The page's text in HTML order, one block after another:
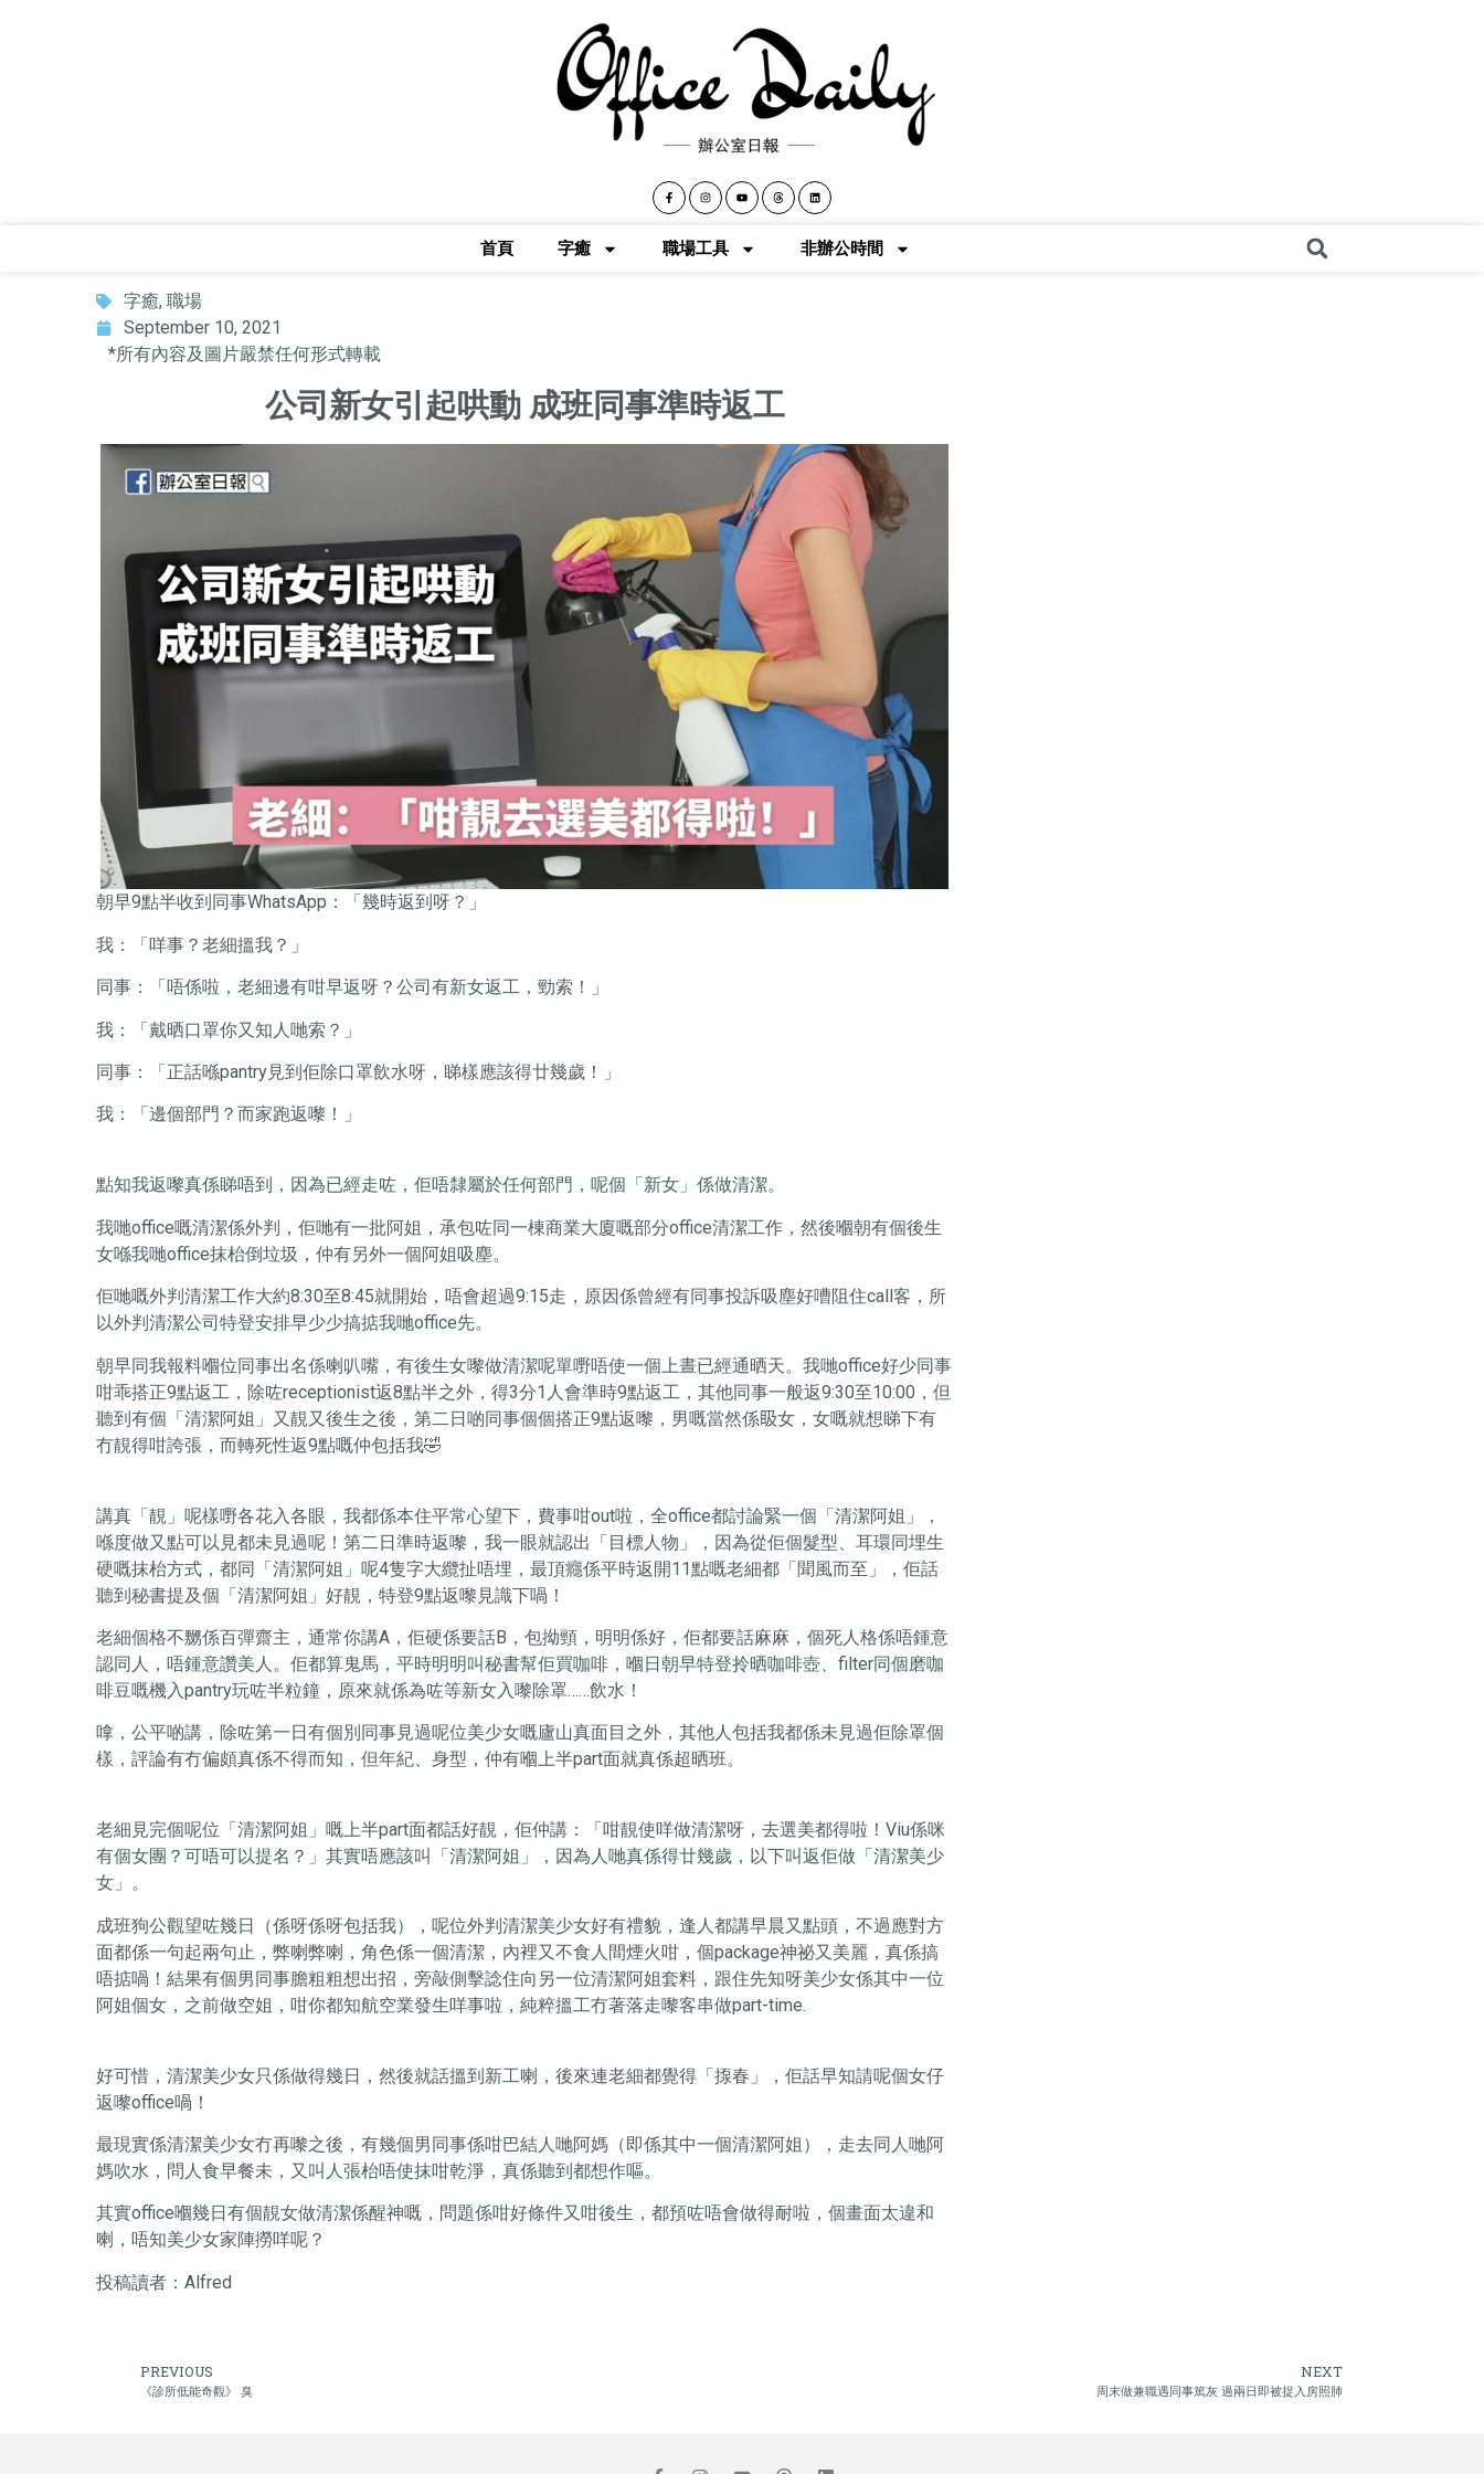
首頁 字癒 職場工具 非辦公時間
字癒, 職場
September 10, 2021
*所有內容及圖片嚴禁任何形式轉載
公司新女引起哄動 成班同事準時返工
朝早9點半收到同事WhatsApp：「幾時返到呀？」
我：「咩事？老細搵我？」
同事：「唔係啦，老細邊有咁早返呀？公司有新女返工，勁索！」
我：「戴晒口罩你又知人哋索？」
同事：「正話喺pantry見到佢除口罩飲水呀，睇樣應該得廿幾歲！」
我：「邊個部門？而家跑返嚟！」
點知我返嚟真係睇唔到，因為已經走咗，佢唔隸屬於任何部門，呢個「新女」係做清潔。
我哋office嘅清潔係外判，佢哋有一批阿姐，承包咗同一棟商業大廈嘅部分office清潔工作，然後嗰朝有個後生
女喺我哋office抹枱倒垃圾，仲有另外一個阿姐吸塵。
佢哋嘅外判清潔工作大約8:30至8:45就開始，唔會超過9:15走，原因係曾經有同事投訴吸塵好嘈阻住call客，所
以外判清潔公司特登安排早少少搞掂我哋office先。
朝早同我報料嗰位同事出名係喇叭嘴，有後生女嚟做清潔呢單嘢唔使一個上晝已經通晒天。我哋office好少同事
咁乖搭正9點返工，除咗receptionist返8點半之外，得3分1人會準時9點返工，其他同事一般返9:30至10:00，但
聽到有個「清潔阿姐」又靚又後生之後，第二日啲同事個個搭正9點返嚟，男嘅當然係𥄫女，女嘅就想睇下有
冇靚得咁誇張，而轉死性返9點嘅仲包括我🤣
講真「靚」呢樣嘢各花入各眼，我都係本住平常心望下，費事咁out啦，全office都討論緊一個「清潔阿姐」，
喺度做又點可以見都未見過呢！第二日準時返嚟，我一眼就認出「目標人物」，因為從佢個髮型、耳環同埋生
硬嘅抹枱方式，都同「清潔阿姐」呢4隻字大纜扯唔埋，最頂癮係平時返開11點嘅老細都「聞風而至」，佢話
聽到秘書提及個「清潔阿姐」好靚，特登9點返嚟見識下喎！
老細個格不嬲係百彈齋主，通常你講A，佢硬係要話B，包拗頸，明明係好，佢都要話麻麻，個死人格係唔鍾意
認同人，唔鍾意讚美人。佢都算鬼馬，平時明明叫秘書幫佢買咖啡，嗰日朝早特登拎晒咖啡壺、filter同個磨咖
啡豆嘅機入pantry玩咗半粒鐘，原來就係為咗等新女入嚟除罩……飲水！
嗱，公平啲講，除咗第一日有個別同事見過呢位美少女嘅廬山真面目之外，其他人包括我都係未見過佢除罩個
樣，評論有冇偏頗真係不得而知，但年紀、身型，仲有嗰上半part面就真係超晒班。
老細見完個呢位「清潔阿姐」嘅上半part面都話好靚，佢仲講：「咁靚使咩做清潔呀，去選美都得啦！Viu係咪
有個女團？可唔可以提名？」其實唔應該叫「清潔阿姐」，因為人哋真係得廿幾歲，以下叫返佢做「清潔美少
女」。
成班狗公觀望咗幾日（係呀係呀包括我），呢位外判清潔美少女好有禮貌，逢人都講早晨又點頭，不過應對方
面都係一句起兩句止，弊喇弊喇，角色係一個清潔，內裡又不食人間煙火咁，個package神祕又美麗，真係搞
唔掂喎！結果有個男同事膽粗粗想出招，旁敲側擊諗住向另一位清潔阿姐套料，跟住先知呀美少女係其中一位
阿姐個女，之前做空姐，咁你都知航空業發生咩事啦，純粹搵工冇著落走嚟客串做part-time.
好可惜，清潔美少女只係做得幾日，然後就話搵到新工喇，後來連老細都覺得「揼春」，佢話早知請呢個女仔
返嚟office喎！
最現實係清潔美少女冇再嚟之後，有幾個男同事係咁巴結人哋阿媽（即係其中一個清潔阿姐），走去同人哋阿
媽吹水，問人食早餐未，又叫人張枱唔使抹咁乾淨，真係聽到都想作嘔。
其實office嗰幾日有個靚女做清潔係醒神嘅，問題係咁好條件又咁後生，都預咗唔會做得耐啦，個畫面太違和
喇，唔知美少女家陣撈咩呢？
投稿讀者：Alfred
PREVIOUS
《診所低能奇觀》 臭
NEXT
周末做兼職遇同事篤灰 過兩日即被捉入房照肺